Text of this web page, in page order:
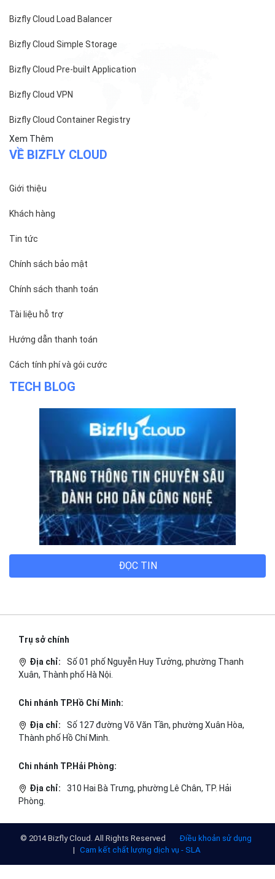
Bizfly Cloud Load Balancer
Bizfly Cloud Simple Storage
Bizfly Cloud Pre-built Application
Bizfly Cloud VPN
Bizfly Cloud Container Registry
Xem Thêm
VỀ BIZFLY CLOUD
Giới thiệu
Khách hàng
Tin tức
Chính sách bảo mật
Chính sách thanh toán
Tài liệu hỗ trợ
Hướng dẫn thanh toán
Cách tính phí và gói cước
TECH BLOG
ĐỌC TIN
Trụ sở chính
Địa chỉ:
Số 01 phố Nguyễn Huy Tưởng, phường Thanh
Xuân, Thành phố Hà Nội.
Chi nhánh TP.Hồ Chí Minh:
Địa chỉ:
Số 127 đường Võ Văn Tần, phường Xuân Hòa,
Thành phố Hồ Chí Minh.
Chi nhánh TP.Hải Phòng:
Địa chỉ:
310 Hai Bà Trưng, phường Lê Chân, TP. Hải
Phòng.
© 2014 Bizfly Cloud. All Rights Reserved
Điều khoản sử dụng
| Cam kết chất lượng dịch vụ - SLA